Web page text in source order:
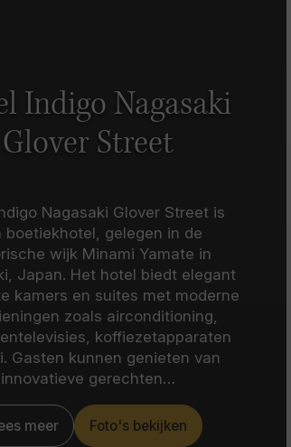
Indigo Nagasaki
Glover Street
Nagasaki Glover Street is
boetiekhotel, gelegen in de
wijk Minami Yamate in
Japan. Het hotel biedt elegant
kamers en suites met moderne
zoals airconditioning,
koffiezetapparaten
Gasten kunnen genieten van
innovatieve gerechten…
meer Foto's bekijken